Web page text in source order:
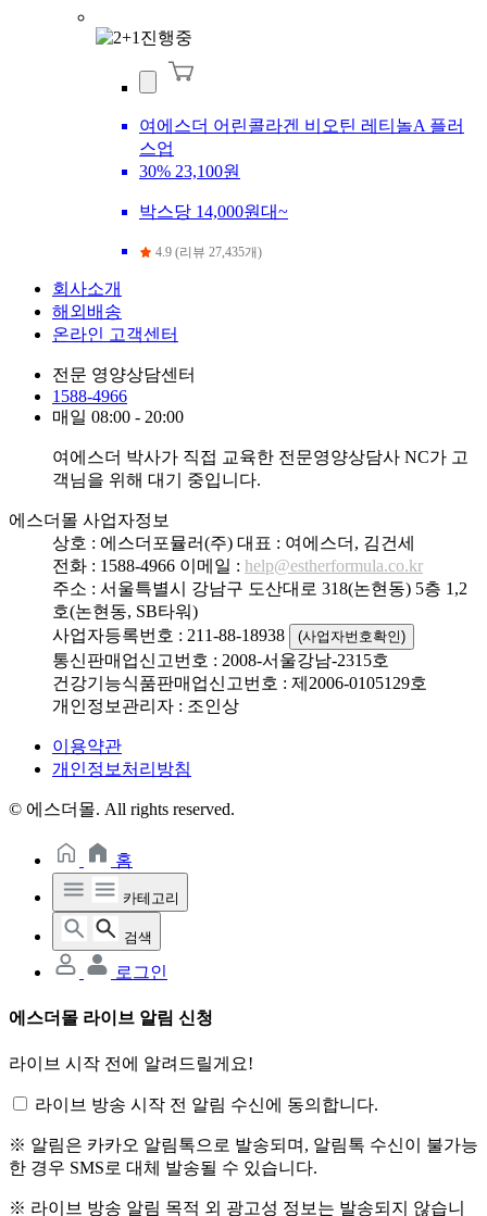
여에스더 어린콜라겐 비오틴 레티놀A 플러
스업
30% 23,100원
박스당 14,000원대~
4.9 (리뷰 27,435개)
회사소개
해외배송
온라인 고객센터
전문 영양상담센터
1588-4966
매일 08:00 - 20:00
여에스더 박사가 직접 교육한 전문영양상담사 NC가 고
객님을 위해 대기 중입니다.
에스더몰 사업자정보
상호 : 에스더포뮬러(주) 대표 : 여에스더, 김건세
전화 : 1588-4966 이메일 : help@estherformula.co.kr
주소 : 서울특별시 강남구 도산대로 318(논현동) 5층 1,2
호(논현동, SB타워)
사업자등록번호 : 211-88-18938
(사업자번호확인)
통신판매업신고번호 : 2008-서울강남-2315호
건강기능식품판매업신고번호 : 제2006-0105129호
개인정보관리자 : 조인상
이용약관
개인정보처리방침
© 에스더몰. All rights reserved.
홈
카테고리
검색
로그인
에스더몰 라이브 알림 신청
라이브 시작 전에 알려드릴게요!
라이브 방송 시작 전 알림 수신에 동의합니다.
※ 알림은 카카오 알림톡으로 발송되며, 알림톡 수신이 불가능
한 경우 SMS로 대체 발송될 수 있습니다.
※ 라이브 방송 알림 목적 외 광고성 정보는 발송되지 않습니